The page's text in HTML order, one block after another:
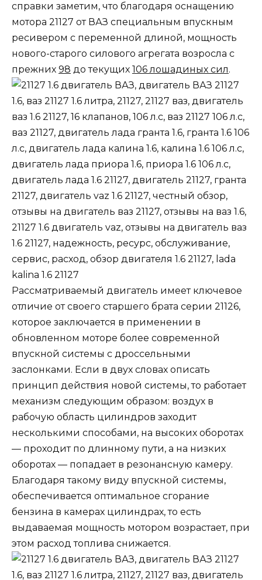
справки заметим, что благодаря оснащению
мотора 21127 от ВАЗ специальным впускным
ресивером с переменной длиной, мощность
нового-старого силового агрегата возросла с
прежних 98 до текущих 106 лошадиных сил.
Рассматриваемый двигатель имеет ключевое
отличие от своего старшего брата серии 21126,
которое заключается в применении в
обновленном моторе более современной
впускной системы с дроссельными
заслонками. Если в двух словах описать
принцип действия новой системы, то работает
механизм следующим образом: воздух в
рабочую область цилиндров заходит
несколькими способами, на высоких оборотах
— проходит по длинному пути, а на низких
оборотах — попадает в резонансную камеру.
Благодаря такому виду впускной системы,
обеспечивается оптимальное сгорание
бензина в камерах цилиндрах, то есть
выдаваемая мощность мотором возрастает, при
этом расход топлива снижается.